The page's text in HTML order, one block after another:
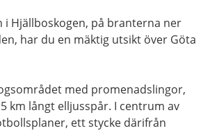
i Hjällboskogen, på branterna ner
har du en mäktig utsikt över Göta
med promenadslingor,
km långt elljusspår. I centrum av
ett stycke därifrån